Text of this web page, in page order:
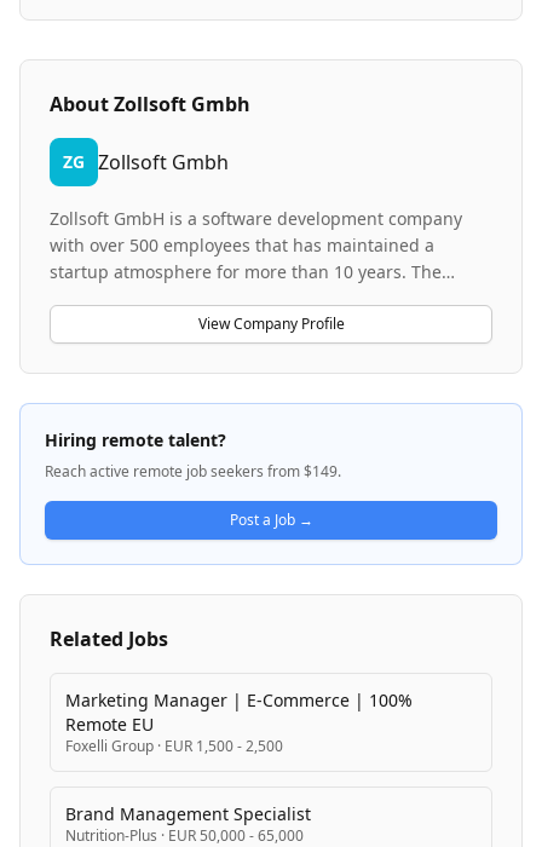
AboutZollsoft Gmbh
ZG Zollsoft Gmbh
Zollsoft GmbH is a software development company
with over 500 employees that has maintained a
startup atmosphere for more than 10 years. The
solutions, operating across multiple business areas
with a focus on customer orientation. They emphasize
modern DevOps technologies, continuous
integration/deployment practices, and agile software
development methodologies. The company offers
flexible work arrangements and comprehensive
employee benefits including health programs,
mobility options, and shopping incentives.
View Company Profile
Hiring remote talent?
Reach active remote job seekers from $149.
Post a Job →
Related Jobs
Marketing Manager | E-Commerce | 100%
Remote EU
Foxelli Group · EUR 1,500 - 2,500
Brand Management Specialist
Nutrition-Plus · EUR 50,000 - 65,000